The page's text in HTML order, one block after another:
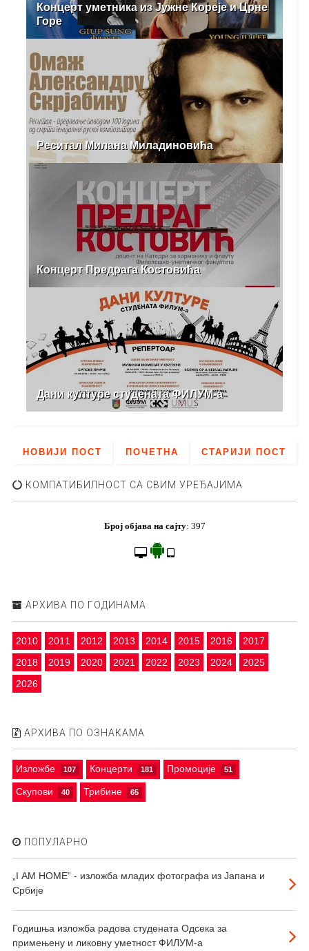
Концерт уметника из Јужне Кореје и Црне
Горе
Реситал Милана Миладиновића
Концерт Предрага Костовића
Дани културе студената ФИЛУМ-а
НОВИЈИ ПОСТ СТАРИЈИ ПОСТ
ПОЧЕТНА
КОМПАТИБИЛНОСТ СА СВИМ УРЕЂАЈИМА
Број објава на сајту: 397
АРХИВА ПО ГОДИНАМА
2010 2011 2012 2013 2014 2015 2016
2017
2018
2019 2020 2021 2022 2023 2024
2025
2026
АРХИВА ПО ОЗНАКАМА
Изложбе 107 Концерти 181 Промоције 51
Скупови 40 Трибине 65
ПОПУЛАРНО
„I АМ HOME“ - изложба младих фотографа из Јапана и
Србије
Годишња изложба радова студената Одсека за
примењену и ликовну уметност ФИЛУМ-а